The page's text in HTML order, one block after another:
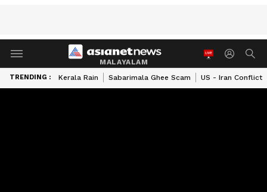
MALAYALAM
TRENDING : Kerala Rain Sabarimala Ghee Scam US - Iran Conflict